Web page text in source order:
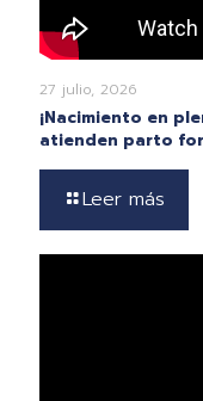
27 julio, 2026
¡Nacimiento en
atienden parto
Leer más